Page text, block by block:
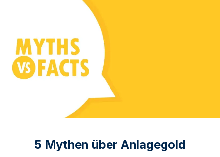
5 Mythen über Anlagegold